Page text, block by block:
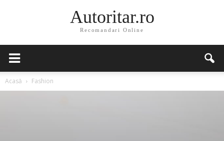
Autoritar.ro
Recomandari Online
Acasă Fashion